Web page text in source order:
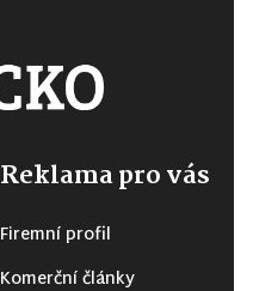
Reklama pro vás
Firemní profil
Komerční články